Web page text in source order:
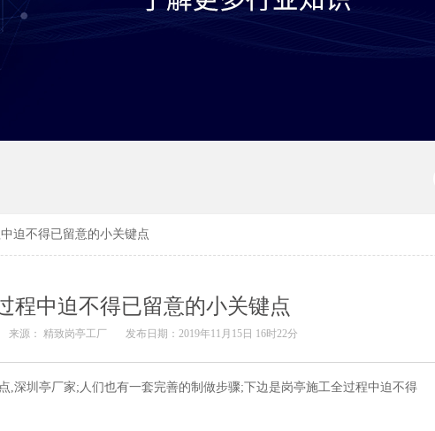
迫不得已留意的小关键点
程中迫不得已留意的小关键点
来源： 精致岗亭工厂 发布日期：2019年11月15日 16时22分
,深圳亭厂家;人们也有一套完善的制做步骤;下边是岗亭施工全过程中迫不得